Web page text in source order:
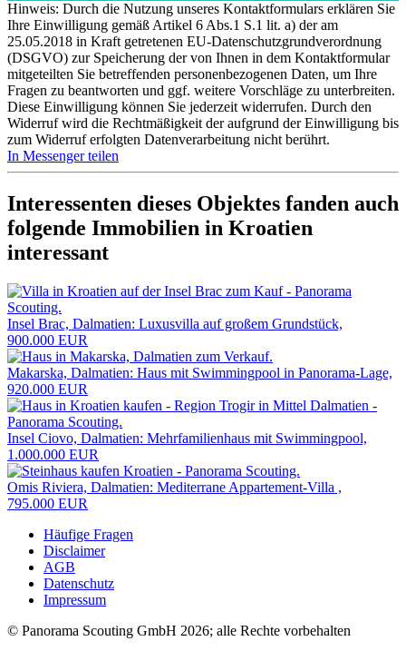
Hinweis: Durch die Nutzung unseres Kontaktformulars erklären Sie
Ihre Einwilligung gemäß Artikel 6 Abs.1 S.1 lit. a) der am
25.05.2018 in Kraft getretenen EU-Datenschutzgrundverordnung
(DSGVO) zur Speicherung der von Ihnen in dem Kontaktformular
mitgeteilten Sie betreffenden personenbezogenen Daten, um Ihre
Fragen zu beantworten und ggf. weitere Vorschläge zu unterbreiten.
Diese Einwilligung können Sie jederzeit widerrufen. Durch den
Widerruf wird die Rechtmäßigkeit der aufgrund der Einwilligung bis
zum Widerruf erfolgten Datenverarbeitung nicht berührt.
In Messenger teilen
Interessenten dieses Objektes fanden auch
folgende Immobilien in Kroatien
interessant
Insel Brac, Dalmatien: Luxusvilla auf großem Grundstück,
900.000 EUR
Makarska, Dalmatien: Haus mit Swimmingpool in Panorama-Lage,
920.000 EUR
Insel Ciovo, Dalmatien: Mehrfamilienhaus mit Swimmingpool,
1.000.000 EUR
Omis Riviera, Dalmatien: Mediterrane Appartement-Villa ,
795.000 EUR
Häufige Fragen
Disclaimer
AGB
Datenschutz
Impressum
© Panorama Scouting GmbH 2026; alle Rechte vorbehalten